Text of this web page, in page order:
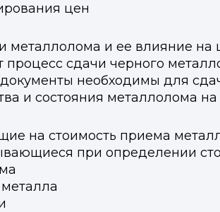
цен
металлолома и ее влияние на
процесс сдачи черного
необходимы для
и состояния металлолома на
на стоимость приема
при определении